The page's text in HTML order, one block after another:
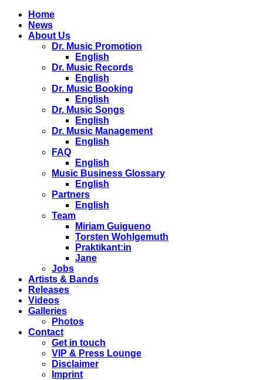
Home
News
About Us
Dr. Music Promotion
English
Dr. Music Records
English
Dr. Music Booking
English
Dr. Music Songs
English
Dr. Music Management
English
FAQ
English
Music Business Glossary
English
Partners
English
Team
Miriam Guigueno
Torsten Wohlgemuth
Praktikant:in
Jane
Jobs
Artists & Bands
Releases
Videos
Galleries
Photos
Contact
Get in touch
VIP & Press Lounge
Disclaimer
Imprint